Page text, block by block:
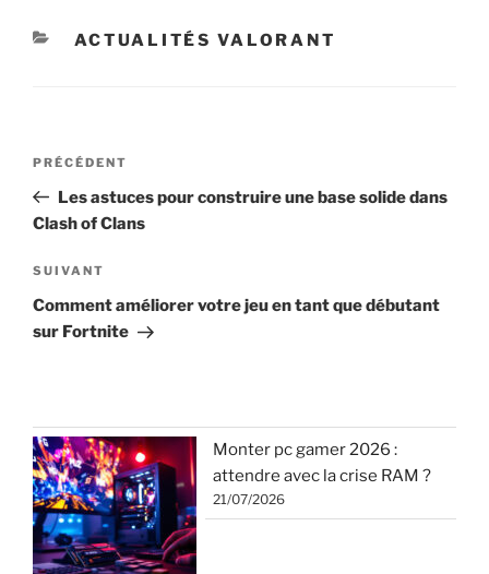
CATÉGORIES
ACTUALITÉS VALORANT
Navigation
l’article
Article
précédent
PRÉCÉDENT
Les astuces pour construire une base solide dans
Clash of Clans
Article
suivant
SUIVANT
Comment améliorer votre jeu en tant que débutant
sur Fortnite
Monter pc gamer 2026 :
attendre avec la crise RAM ?
21/07/2026